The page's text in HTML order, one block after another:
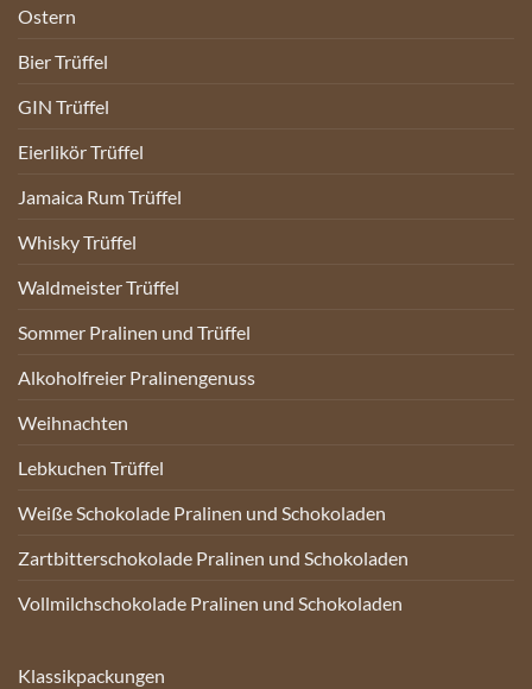
Ostern
Bier Trüffel
GIN Trüffel
Eierlikör Trüffel
Jamaica Rum Trüffel
Whisky Trüffel
Waldmeister Trüffel
Sommer Pralinen und Trüffel
Alkoholfreier Pralinengenuss
Weihnachten
Lebkuchen Trüffel
Weiße Schokolade Pralinen und Schokoladen
Zartbitterschokolade Pralinen und Schokoladen
Vollmilchschokolade Pralinen und Schokoladen
Klassikpackungen